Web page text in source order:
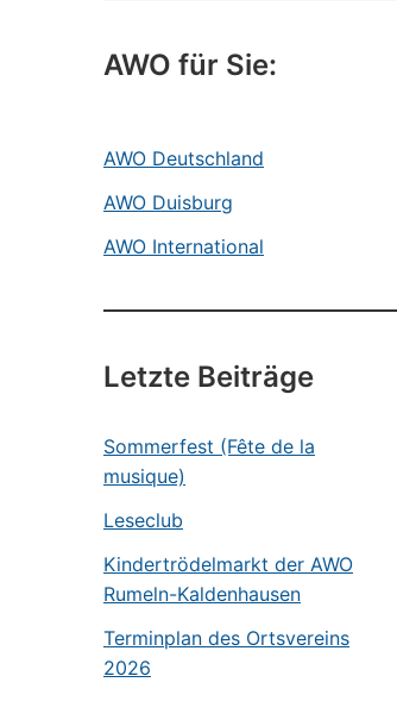
AWO für Sie:
AWO Deutschland
AWO Duisburg
AWO International
Letzte Beiträge
Sommerfest (Fête de la
musique)
Leseclub
Kindertrödelmarkt der AWO
Rumeln-Kaldenhausen
Terminplan des Ortsvereins
2026